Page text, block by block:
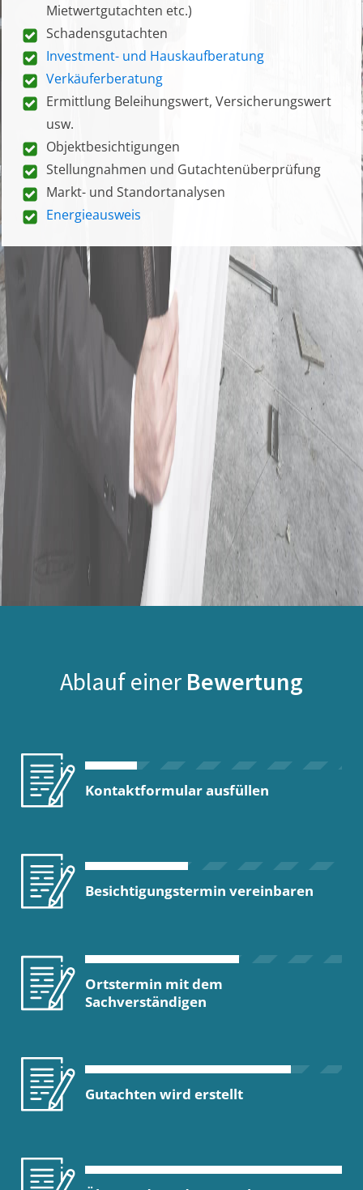
Mietwertgutachten etc.)
Schadensgutachten
Investment- und Hauskaufberatung
Verkäuferberatung
Ermittlung Beleihungswert, Versicherungswert
usw.
Objektbesichtigungen
Stellungnahmen und Gutachtenüberprüfung
Markt- und Standortanalysen
Energieausweis
Ablauf einer Bewertung
Kontaktformular ausfüllen
Besichtigungstermin vereinbaren
Ortstermin mit dem
Sachverständigen
Gutachten wird erstellt